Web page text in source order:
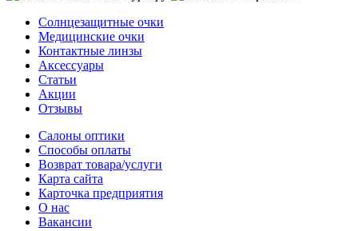
Солнцезащитные очки
Медицинские очки
Контактные линзы
Аксессуары
Статьи
Акции
Отзывы
Салоны оптики
Способы оплаты
Возврат товара/услуги
Карта сайта
Карточка предприятия
О нас
Вакансии